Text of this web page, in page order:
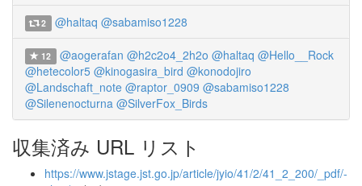
2 @haltaq @sabamiso1228
12 @aogerafan @h2c2o4_2h2o @haltaq @Hello__Rock
@hetecolor5 @kinogasira_bird @konodojiro
@Landschaft_note @raptor_0909 @sabamiso1228
@Silenenocturna @SilverFox_Birds
収集済み URL リスト
https://www.jstage.jst.go.jp/article/jyio/41/2/41_2_200/_pdf/-